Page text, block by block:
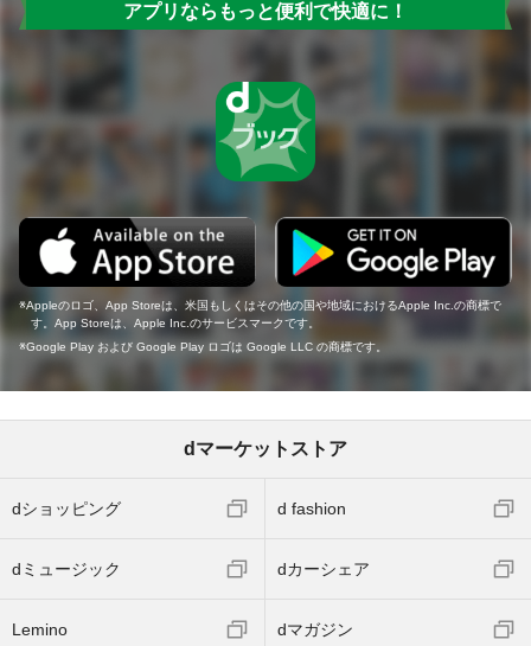
アプリならもっと便利で快適に！
Appleのロゴ、App Storeは、米国もしくはその他の国や地域におけるApple Inc.の商標で
す。App Storeは、Apple Inc.のサービスマークです。
Google Play および Google Play ロゴは Google LLC の商標です。
dマーケットストア
dショッピング d fashion
dミュージック dカーシェア
Lemino dマガジン